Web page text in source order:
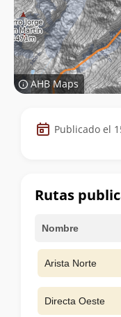
AHB Maps
Datos
de
cumbre
Publicado el
Rutas
Nombre
Arista Norte
Directa Oeste